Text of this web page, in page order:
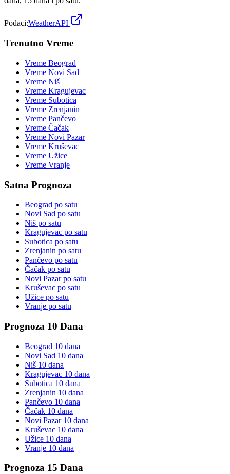
Podaci:WeatherAPI
Trenutno Vreme
Vreme Beograd
Vreme Novi Sad
Vreme Niš
Vreme Kragujevac
Vreme Subotica
Vreme Zrenjanin
Vreme Pančevo
Vreme Čačak
Vreme Novi Pazar
Vreme Kruševac
Vreme Užice
Vreme Vranje
Satna Prognoza
Beograd po satu
Novi Sad po satu
Niš po satu
Kragujevac po satu
Subotica po satu
Zrenjanin po satu
Pančevo po satu
Čačak po satu
Novi Pazarpo satu
Kruševac po satu
Užice po satu
Vranje po satu
Prognoza 10 Dana
Beograd 10 dana
Novi Sad 10 dana
Niš 10 dana
Kragujevac 10 dana
Subotica 10 dana
Zrenjanin 10 dana
Pančevo 10 dana
Čačak 10 dana
Novi Pazar10 dana
Kruševac 10 dana
Užice 10 dana
Vranje 10 dana
Prognoza 15 Dana